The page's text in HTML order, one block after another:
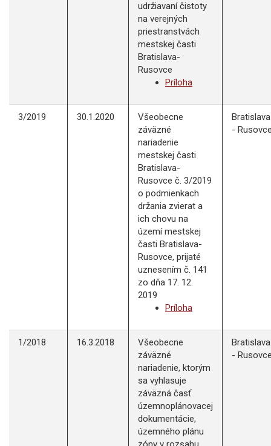
udržiavaní čistoty
na verejných
priestranstvách
mestskej časti
Bratislava-
Rusovce
Príloha
3/2019 30.1.2020
Všeobecne
záväzné
nariadenie
mestskej časti
Bratislava-
Rusovce č. 3/2019
o podmienkach
držania zvierat a
ich chovu na
území mestskej
časti Bratislava-
Rusovce, prijaté
uznesením č. 141
zo dňa 17. 12.
2019
Príloha
Bratislava
-
1/2018 16.3.2018
Všeobecne
záväzné
nariadenie, ktorým
sa vyhlasuje
záväzná časť
územnoplánovacej
dokumentácie,
územného plánu
Bratislava
-